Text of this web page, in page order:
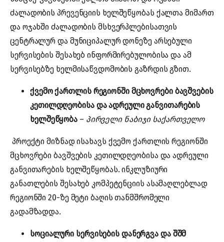
ძალადობის პრევენციის ხელშეწყობას ქალთა მიმართ
და ოჯახში ძალადობის მსხვერპლებისათვის
ცენტრალურ და მუნიციპალურ დონეზე არსებული
სერვისების შესახებ ინფორმირებულობისა და ამ
სერვისებზე ხელმისაწვდომობის გაზრდის გზით.
ქვემო ქართლის რეგიონში მცხოვრები ბავშვების
კეთილდღეობისა და ადრეული განვითარების
ხელშეწყობა – პირველი ნაბიჯი საქართველო
პროექტი მიზნად ისახავს ქვემო ქართლის რეგიონში
მცხოვრები ბავშვების კეთილდღეობისა და ადრეული
განვითარების ხელშეწყობას. ინკლუზიური
განათლების შესახებ კომპეტენციის ასამაღლებლად
რეგიონში 20-ზე მეტი ბაღის თანმშრომელი
გადამზადდა.
სოციალური სერვისების დანერგვა და შშმ